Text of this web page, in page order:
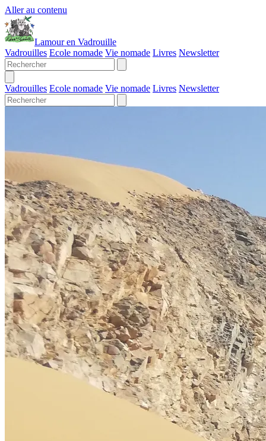
Aller au contenu
Lamour en Vadrouille
Vadrouilles Ecole nomade Vie nomade Livres Newsletter
Vadrouilles Ecole nomade Vie nomade Livres Newsletter